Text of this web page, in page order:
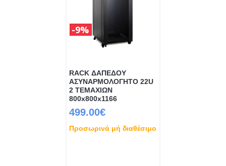
RACK ΔΑΠΕΔΟΥ
ΑΣΥΝΑΡΜΟΛΟΓΗΤΟ 22U
2 ΤΕΜΑΧΙΩΝ
800x800x1166
499.00€
9%
Προσωρινά μή διαθέσιμο